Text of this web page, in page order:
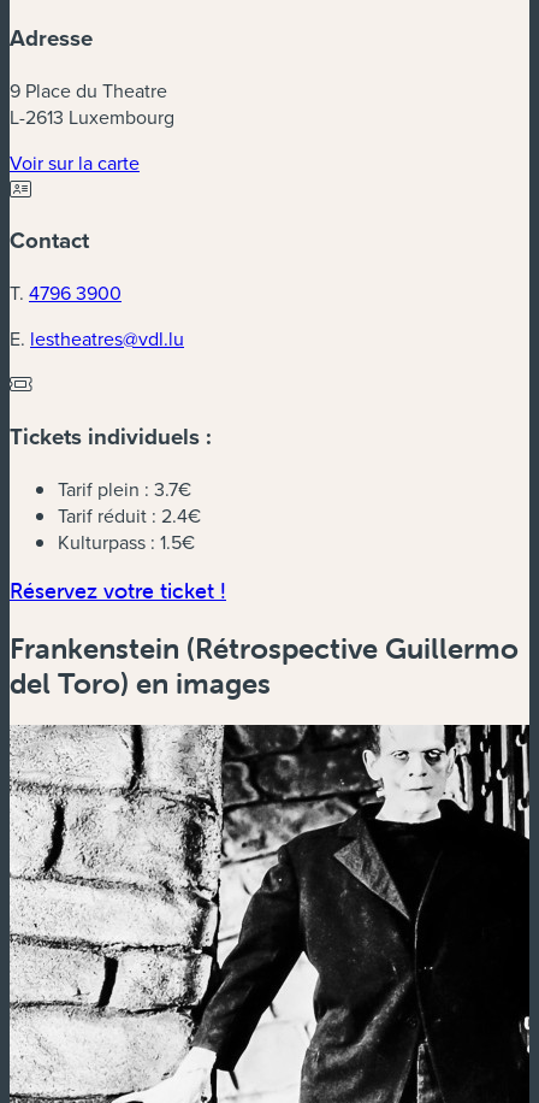
Adresse
9 Place du Theatre
L-2613 Luxembourg
Voir sur la carte(nouvelle fenêtre)
Contact
T. 4796 3900
E. lestheatres@vdl.lu
Tickets individuels :
Tarif plein : 3.7€
Tarif réduit : 2.4€
Kulturpass : 1.5€
Réservez votre ticket !
Frankenstein (Rétrospective Guillermo
del Toro) en images